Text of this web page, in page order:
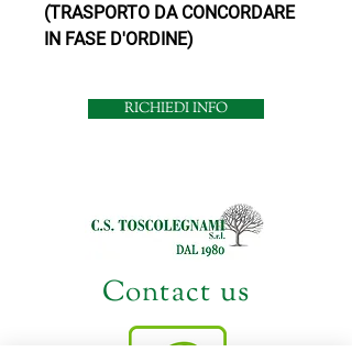
(TRASPORTO DA CONCORDARE
IN FASE D'ORDINE)
RICHIEDI INFO
Contact us